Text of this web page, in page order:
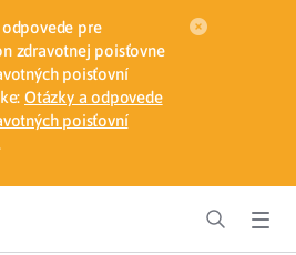
pre
zdravotnej poisťovne
poisťovní
Otázky a odpovede
poisťovní